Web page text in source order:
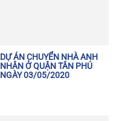
DỰ ÁN CHUYỂN NHÀ ANH
NHÂN Ở QUẬN TÂN PHÚ
NGÀY 03/05/2020